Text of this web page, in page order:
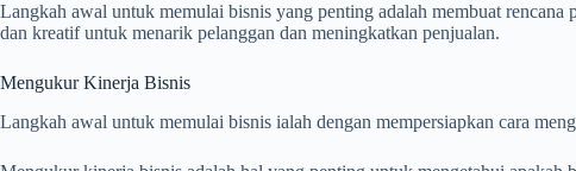
Langkah awal untuk memulai bisnis yang penting adalah membuat
dan kreatif untuk menarik pelanggan dan meningkatkan penjualan.
Mengukur Kinerja Bisnis
Langkah awal untuk memulai bisnis ialah dengan mempersiapkan cara